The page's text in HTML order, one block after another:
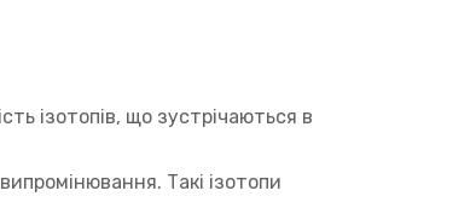
ізотопів, що зустрічаються в
Такі ізотопи